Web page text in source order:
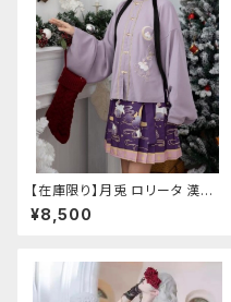
【在庫限り】月兎 ロリータ 漢服
ツーピース セットアップ チャイ
ナ風 華ロリ ロリィタ 刺繍 和柄
系 青文字系 ガーリー 大人可愛
い カジュアル ファッション 民族
¥8,500